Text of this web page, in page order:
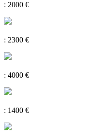
: 2000 €
: 2300 €
: 4000 €
: 1400 €